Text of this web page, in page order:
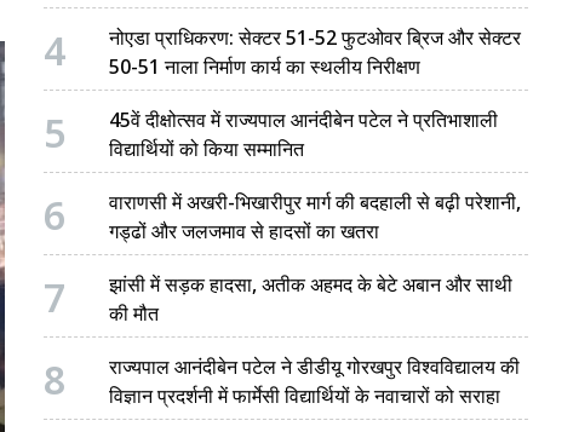
4
नोएडा प्राधिकरण: सेक्टर 51-52 फुटओवर ब्रिज और सेक्टर
50-51 नाला निर्माण कार्य का स्थलीय निरीक्षण
5
45वें दीक्षोत्सव में राज्यपाल आनंदीबेन पटेल ने प्रतिभाशाली
विद्यार्थियों को किया सम्मानित
6
वाराणसी में अखरी-भिखारीपुर मार्ग की बदहाली से बढ़ी परेशानी,
गड्ढों और जलजमाव से हादसों का खतरा
7
झांसी में सड़क हादसा, अतीक अहमद के बेटे अबान और साथी
की मौत
8
राज्यपाल आनंदीबेन पटेल ने डीडीयू गोरखपुर विश्वविद्यालय की
विज्ञान प्रदर्शनी में फार्मेसी विद्यार्थियों के नवाचारों को सराहा